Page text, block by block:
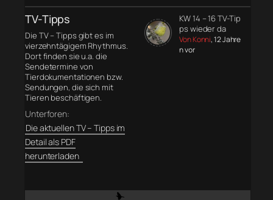
TV-Tipps
Die TV – Tipps gibt es im
vierzehntägigem Rhythmus.
Dort finden sie u.a. die
Sendetermine von
Tierdokumentationen bzw.
Sendungen, die sich mit
Tieren beschäftigen.
Unterforen:
Die aktuellen TV – Tipps im
Detail als PDF
herunterladen
KW 14 – 16 TV-Tip
ps wieder da
Von Konni, 12 Jahre
n vor